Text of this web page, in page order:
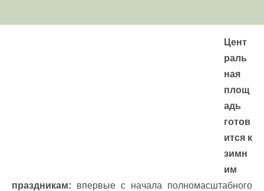
Цент
раль
ная
площ
адь
готов
ится к
зимн
им
праздникам: впервые с начала полномасштабного